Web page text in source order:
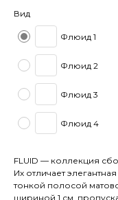
Вид
Флюид 1
Флюид 2
Флюид 3
Флюид 4
FLUID — коллекция
Их отличает
тонкой полосой
шириной 1 см,